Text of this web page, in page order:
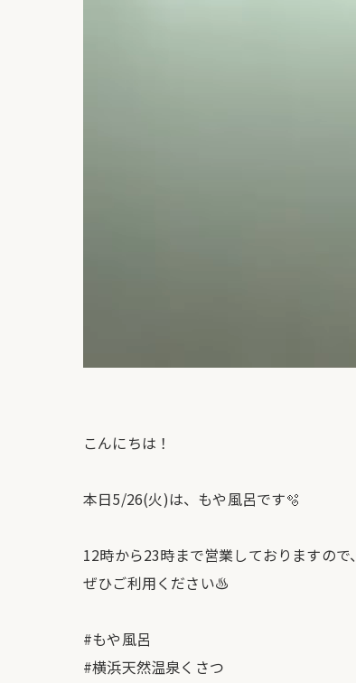
こんにちは！
本日5/26(火)は、もや風呂です🫧
12時から23時まで営業しておりますので、
ぜひご利用ください♨️
#もや風呂
#横浜天然温泉くさつ